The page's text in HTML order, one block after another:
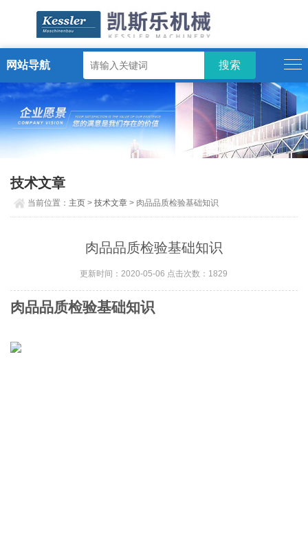
ENGLISH
网站导航
技术文章
当前位置： 主页 >技术文章 > 肉品品质检验基础知识
肉品品质检验基础知识
更新时间：2020-05-06 点击次数：1829
肉品品质检验基础知识